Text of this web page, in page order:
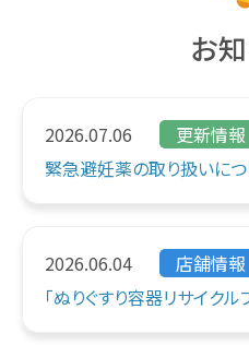
お
2026.07.06
更新情報
緊急避妊薬の取り扱いに
2026.06.04
店舗情報
「ぬりぐすり容器リサイク